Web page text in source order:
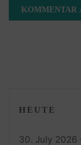
HEUTE
30. July 2026